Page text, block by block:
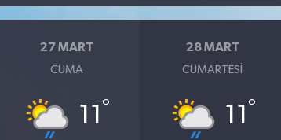
27 MART
CUMA
11 °
28 MART
CUMARTESI
11 °